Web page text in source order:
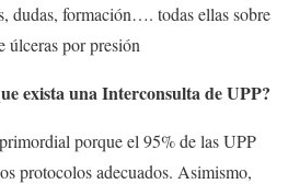
dudas, formación…. todas ellas sobre
úlceras por presión
exista una Interconsulta de UPP?
porque el 95% de las UPP
protocolos adecuados. Asimismo,